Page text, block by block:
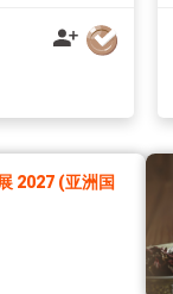
2027 (亚洲国